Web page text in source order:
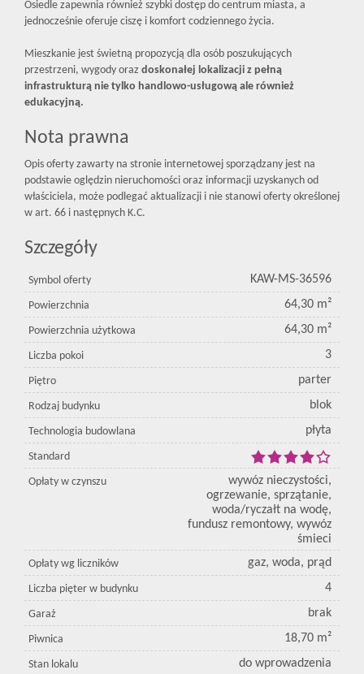
Osiedle zapewnia również szybki dostęp do centrum miasta, a
jednocześnie oferuje ciszę i komfort codziennego życia.
Mieszkanie jest świetną propozycją dla osób poszukujących
przestrzeni, wygody oraz doskonałej lokalizacji z pełną
infrastrukturą nie tylko handlowo-usługową ale również
edukacyjną.
Nota prawna
Opis oferty zawarty na stronie internetowej sporządzany jest na
podstawie oględzin nieruchomości oraz informacji uzyskanych od
właściciela, może podlegać aktualizacji i nie stanowi oferty określonej
w art. 66 i następnych K.C.
Szczegóły
Symbol oferty KAW-MS-36596
Powierzchnia 64,30 m²
Powierzchnia użytkowa 64,30 m²
Liczba pokoi 3
Piętro parter
Rodzaj budynku blok
Technologia budowlana płyta
Standard
Opłaty w czynszu
wywóz nieczystości,
ogrzewanie, sprzątanie,
woda/ryczałt na wodę,
fundusz remontowy, wywóz
śmieci
Opłaty wg liczników gaz, woda, prąd
Liczba pięter w budynku 4
Garaż brak
Piwnica 18,70 m²
Stan lokalu do wprowadzenia